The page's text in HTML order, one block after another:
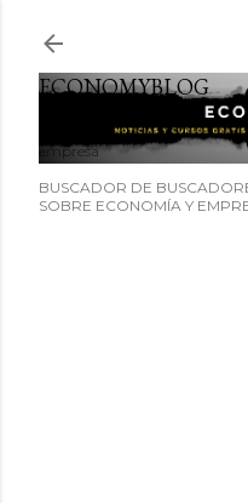
ECONOMYBLOG
Noticias y cursos GRATIS
empresa
BUSCADOR DE
SOBRE ECONOMÍA Y